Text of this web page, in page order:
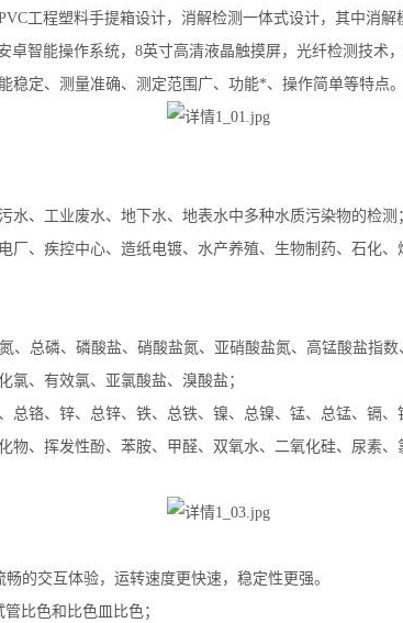
工程塑料手提箱设计，消解检测一体式设计，其中消
卓智能操作系统，8英寸高清液晶触摸屏，光纤检测技术
稳定、测量准确、测定范围广、功能*、操作简单等特点。
水、工业废水、地下水、地表水中多种水质污染物的检
厂、疾控中心、造纸电镀、水产养殖、生物制药、石化
、总磷、磷酸盐、硝酸盐氮、亚硝酸盐氮、高锰酸盐指数
氯、有效氯、亚氯酸盐、溴酸盐；
总铬、锌、总锌、铁、总铁、镍、总镍、锰、总锰、镉、
物、挥发性酚、苯胺、甲醛、双氧水、二氧化硅、尿素
的交互体验，运转速度更快速，稳定性更强。
比色和比色皿比色；